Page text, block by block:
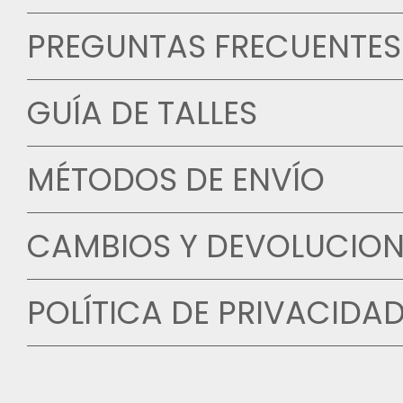
PREGUNTAS FRECUENTES
GUÍA DE TALLES
MÉTODOS DE ENVÍO
CAMBIOS Y
POLÍTICA DE